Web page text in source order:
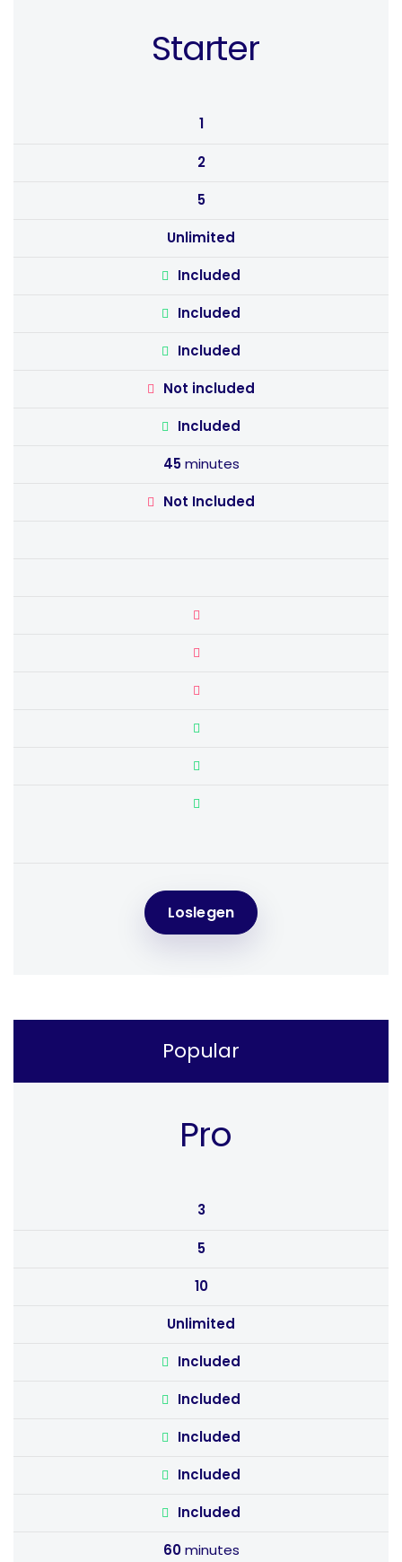
Starter
1
2
5
Unlimited
Included
Included
Included
Not included
Included
45minutes
Not Included
Loslegen
Popular
Pro
3
5
10
Unlimited
Included
Included
Included
Included
Included
60minutes